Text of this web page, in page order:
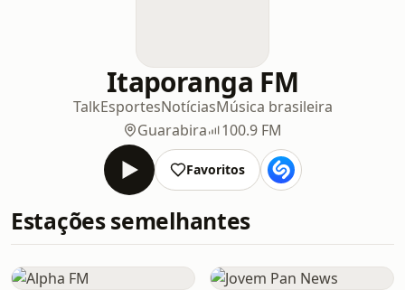
Itaporanga FM
TalkEsportesNotíciasMúsica brasileira
Guarabira
100.9 FM
Favoritos
Estações semelhantes